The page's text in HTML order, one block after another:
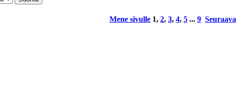
Mene sivulle 1, 2, 3, 4, 5 ... 9 Seuraava